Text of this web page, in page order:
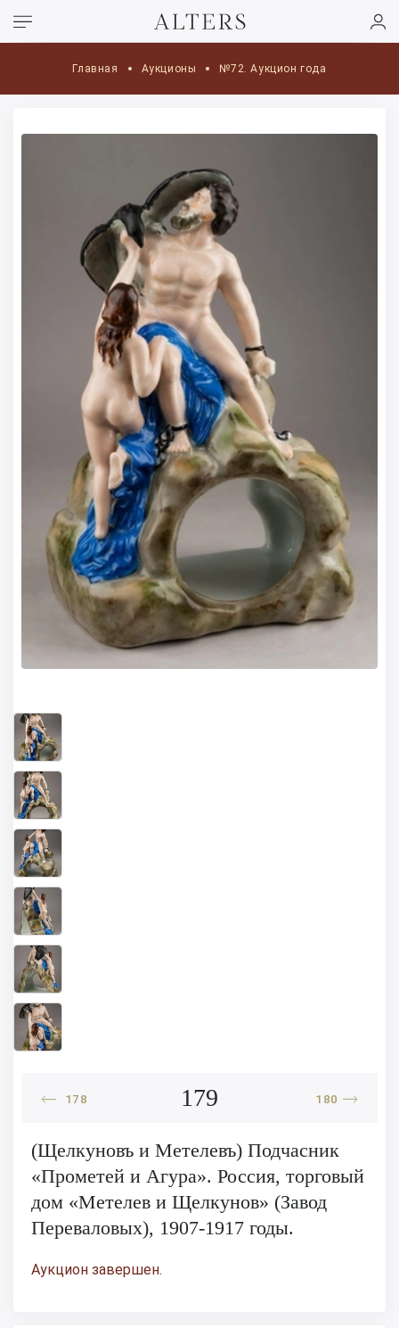
Главная Аукционы №72. Аукцион года
178 179 180
(Щелкуновъ и Метелевъ) Подчасник
«Прометей и Агура». Россия, торговый
дом «Метелев и Щелкунов» (Завод
Переваловых), 1907-1917 годы.
Аукцион завершен.